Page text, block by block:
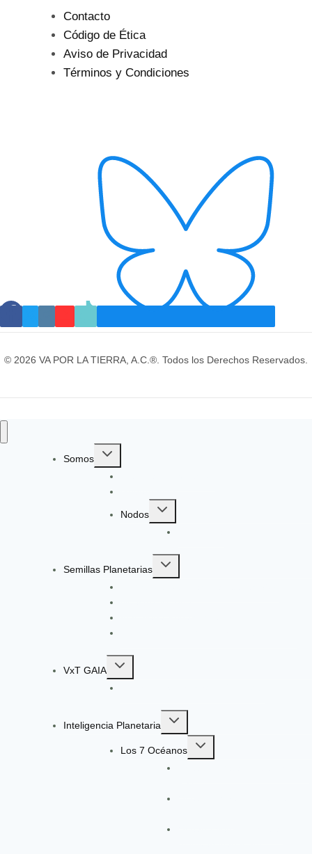
Contacto
Código de Ética
Aviso de Privacidad
Términos y Condiciones
© 2026 VA POR LA TIERRA, A.C.®. Todos los Derechos Reservados.
Somos
Toggle
child
menu
Nodos
Toggle
child
menu
Semillas Planetarias
Toggle
child
VxT GAIA
Toggle
child
menu
Inteligencia Planetaria
Toggle
child
Los 7 Océanos
Toggle
child